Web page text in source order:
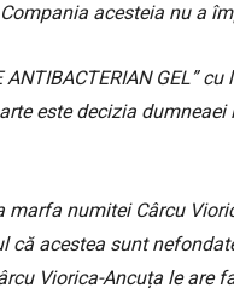
acesteia nu a
GEL”
este decizia
numitei Cârcu
că acestea sunt
Viorica-Ancuța le are